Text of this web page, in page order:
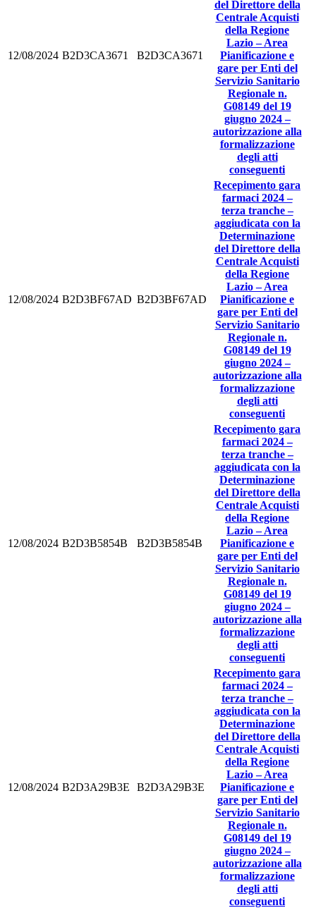
12/08/2024 B2D3CA3671 B2D3CA3671
del Direttore della
Centrale Acquisti
della Regione
Lazio – Area
Pianificazione e
gare per Enti del
Servizio Sanitario
Regionale n.
G08149 del 19
giugno 2024 –
autorizzazione alla
formalizzazione
degli atti
conseguenti
12/08/2024 B2D3BF67AD B2D3BF67AD
Recepimento gara
farmaci 2024 –
terza tranche –
aggiudicata con la
Determinazione
del Direttore della
Centrale Acquisti
della Regione
Lazio – Area
Pianificazione e
gare per Enti del
Servizio Sanitario
Regionale n.
G08149 del 19
giugno 2024 –
autorizzazione alla
formalizzazione
degli atti
conseguenti
12/08/2024 B2D3B5854B B2D3B5854B
Recepimento gara
farmaci 2024 –
terza tranche –
aggiudicata con la
Determinazione
del Direttore della
Centrale Acquisti
della Regione
Lazio – Area
Pianificazione e
gare per Enti del
Servizio Sanitario
Regionale n.
G08149 del 19
giugno 2024 –
autorizzazione alla
formalizzazione
degli atti
conseguenti
12/08/2024 B2D3A29B3E B2D3A29B3E
Recepimento gara
farmaci 2024 –
terza tranche –
aggiudicata con la
Determinazione
del Direttore della
Centrale Acquisti
della Regione
Lazio – Area
Pianificazione e
gare per Enti del
Servizio Sanitario
Regionale n.
G08149 del 19
giugno 2024 –
autorizzazione alla
formalizzazione
degli atti
conseguenti